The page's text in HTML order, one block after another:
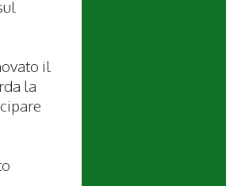
il
la